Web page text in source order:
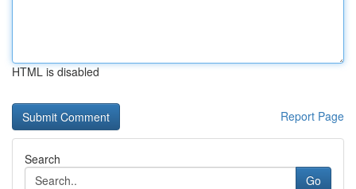
HTML is disabled
Report Page
Search
Go